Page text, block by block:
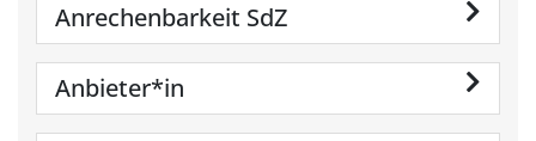
Anrechenbarkeit SdZ
Anbieter*in